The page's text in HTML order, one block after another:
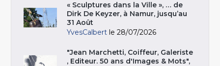
« Sculptures dans la Ville », … de
Dirk De Keyzer, à Namur, jusqu’au
31 Août
YvesCalbert le 28/07/2026
"Jean Marchetti, Coiffeur, Galeriste
, Editeur. 50 ans d'Images & Mots",